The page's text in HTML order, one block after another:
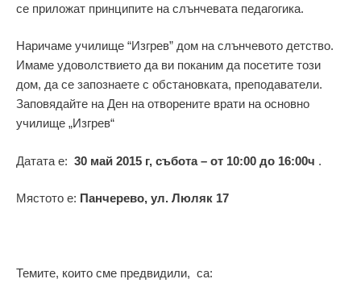
се приложат принципитe на слънчевата педагогика.
Наричаме училище “Изгрев” дом на слънчевото детство.
Имаме удоволствието да ви поканим да посетите този
дом, да се запознаете с обстановката, преподаватели.
Заповядайте на Ден на отворените врати на основно
училище „Изгрев“
Датата е: 30 май 2015 г, събота – от 10:00 до 16:00ч .
Мястото е: Панчерево, ул. Люляк 17
Темите, които сме предвидили, са: